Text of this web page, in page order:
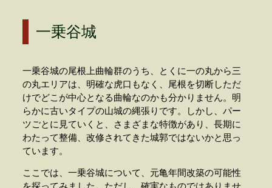
一乗谷城
一乗谷城の尾根上曲輪群のうち、とくに一の丸から三
の丸エリアは、明確な虎口もなく、尾根を切断しただ
けでどこが中心となる曲輪なのかも分かりません。明
らかに古いタイプの山城の縄張りです。しかし、パー
ツごとに見ていくと、さまざまな特徴があり、長期に
わたって整備、改修されてきた城郭ではないかと思っ
ています。
ここでは、一乗谷城について、元亀年間改築の可能性